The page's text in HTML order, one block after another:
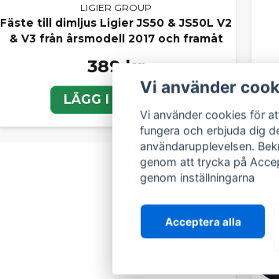
LIGIER GROUP
Fäste till dimljus Ligier JS50 & JS50L V2
& V3 från årsmodell 2017 och framåt
389 kr
LÄGG I KORGEN
Vi använder
Vi använder cookies för
fungera och erbjuda dig
användarupplevelsen.
genom att trycka på
genom inställningarna
Acceptera alla